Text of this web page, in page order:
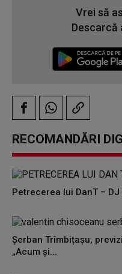
Vrei să
Descarcă
RECOMANDĂRI
Petrecerea lui DanT –
Șerban Trîmbițașu,
„Acum și...